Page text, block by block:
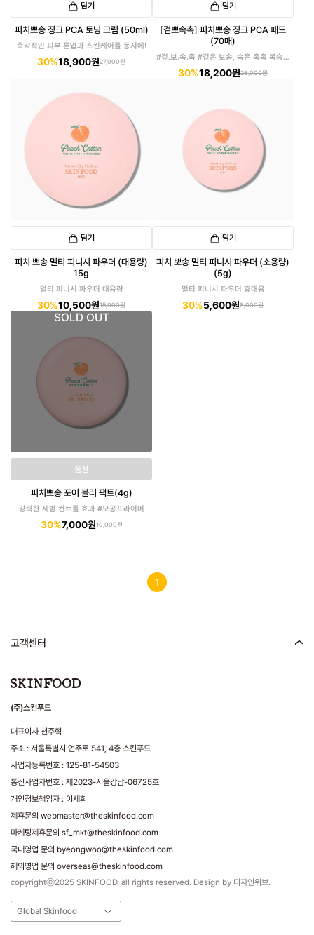
담기
피치뽀송 징크 PCA 토닝 크림 (50ml)
즉각적인 피부 톤업과 스킨케어를 동시에!
30%18,900원27,000원
담기
[겉뽀속촉] 피치뽀송 징크 PCA 패드
(70매)
#겉.보.속.촉 #겉은 보송, 속은 촉촉 복숭아
30%18,200원26,000원
담기
피치 뽀송 멀티 피니시 파우더 (대용량)
15g
멀티 피니시 파우더 대용량
30%10,500원15,000원
담기
피치 뽀송 멀티 피니시 파우더 (소용량)
(5g)
멀티 피니시 파우더 휴대용
30%5,600원8,000원
SOLD OUT
품절
피치뽀송 포어 블러 팩트(4g)
강력한 세범 컨트롤 효과 #모공프라이머
30%7,000원10,000원
1
고객센터
(주)스킨푸드
대표이사 천주혁
주소 : 서울특별시 언주로 541, 4층 스킨푸드
사업자등록번호 : 125-81-54503
통신사업자번호 : 제2023-서울강남-06725호
개인정보책임자 : 이세희
제휴문의 webmaster@theskinfood.com
마케팅제휴문의 sf_mkt@theskinfood.com
국내영업 문의 byeongwoo@theskinfood.com
해외영업 문의 overseas@theskinfood.com
copyrightⓒ2025 SKINFOOD. all rights reserved. Design by 디자인위브.
Global Skinfood